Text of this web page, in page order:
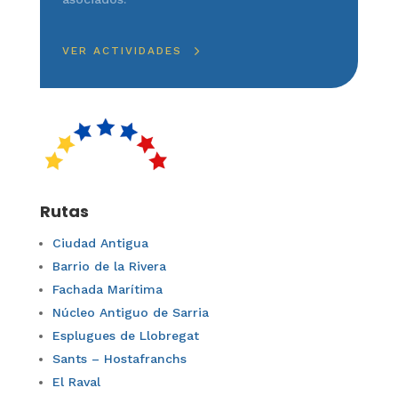
VER ACTIVIDADES
Rutas
Ciudad Antigua
Barrio de la Rivera
Fachada Marítima
Núcleo Antiguo de Sarria
Esplugues de Llobregat
Sants – Hostafranchs
El Raval